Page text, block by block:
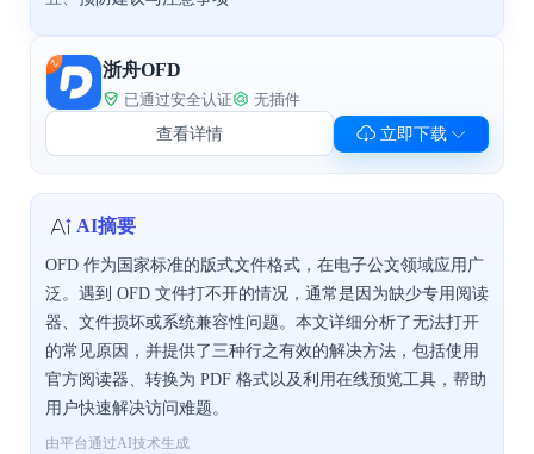
浙舟OFD
已通过安全认证
无插件
查看详情
立即下载
AI摘要
OFD 作为国家标准的版式文件格式，在电子公文领域应用广
泛。遇到 OFD 文件打不开的情况，通常是因为缺少专用阅读
器、文件损坏或系统兼容性问题。本文详细分析了无法打开
的常见原因，并提供了三种行之有效的解决方法，包括使用
官方阅读器、转换为 PDF 格式以及利用在线预览工具，帮助
用户快速解决访问难题。
由平台通过AI技术生成